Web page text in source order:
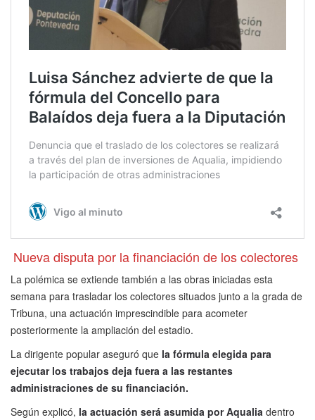
Nueva disputa por la financiación de los colectores
La polémica se extiende también a las obras iniciadas esta
semana para trasladar los colectores situados junto a la grada de
Tribuna, una actuación imprescindible para acometer
posteriormente la ampliación del estadio.
La dirigente popular aseguró que la fórmula elegida para
ejecutar los trabajos deja fuera a las restantes
administraciones de su financiación.
Según explicó, la actuación será asumida por Aqualia dentro